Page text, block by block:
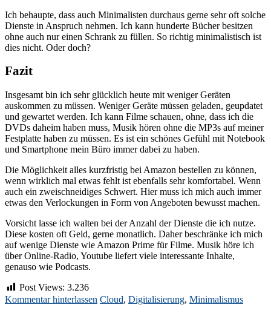
Ich behaupte, dass auch Minimalisten durchaus gerne sehr oft solche
Dienste in Anspruch nehmen. Ich kann hunderte Bücher besitzen
ohne auch nur einen Schrank zu füllen. So richtig minimalistisch ist
dies nicht. Oder doch?
Fazit
Insgesamt bin ich sehr glücklich heute mit weniger Geräten
auskommen zu müssen. Weniger Geräte müssen geladen, geupdatet
und gewartet werden. Ich kann Filme schauen, ohne, dass ich die
DVDs daheim haben muss, Musik hören ohne die MP3s auf meiner
Festplatte haben zu müssen. Es ist ein schönes Gefühl mit Notebook
und Smartphone mein Büro immer dabei zu haben.
Die Möglichkeit alles kurzfristig bei Amazon bestellen zu können,
wenn wirklich mal etwas fehlt ist ebenfalls sehr komfortabel. Wenn
auch ein zweischneidiges Schwert. Hier muss ich mich auch immer
etwas den Verlockungen in Form von Angeboten bewusst machen.
Vorsicht lasse ich walten bei der Anzahl der Dienste die ich nutze.
Diese kosten oft Geld, gerne monatlich. Daher beschränke ich mich
auf wenige Dienste wie Amazon Prime für Filme. Musik höre ich
über Online-Radio, Youtube liefert viele interessante Inhalte,
genauso wie Podcasts.
Post Views: 3.236
Kommentar hinterlassen Cloud, Digitalisierung, Minimalismus